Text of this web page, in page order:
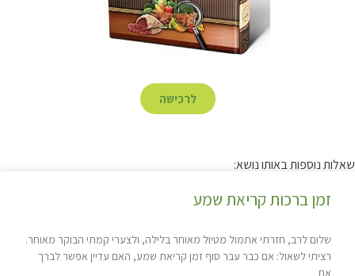
לרכישה
שאלות נוספות באותו נושא:
זמן ברכות קריאת שמע
שלום לרב, חזרתי אתמול מטיול מאוחר בלילה, ולצערי קמתי הבוקר מאוחר.
רציתי לשאול: אם כבר עבר סוף זמן קריאת שמע, האם עדיין אפשר לברך
את